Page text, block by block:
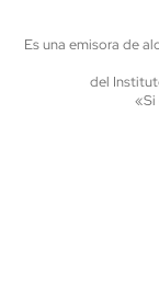
Es una emisora de
del
«Si